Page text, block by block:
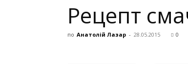
Рецепт
по Анатолій Лазар - 28.05.2015 0